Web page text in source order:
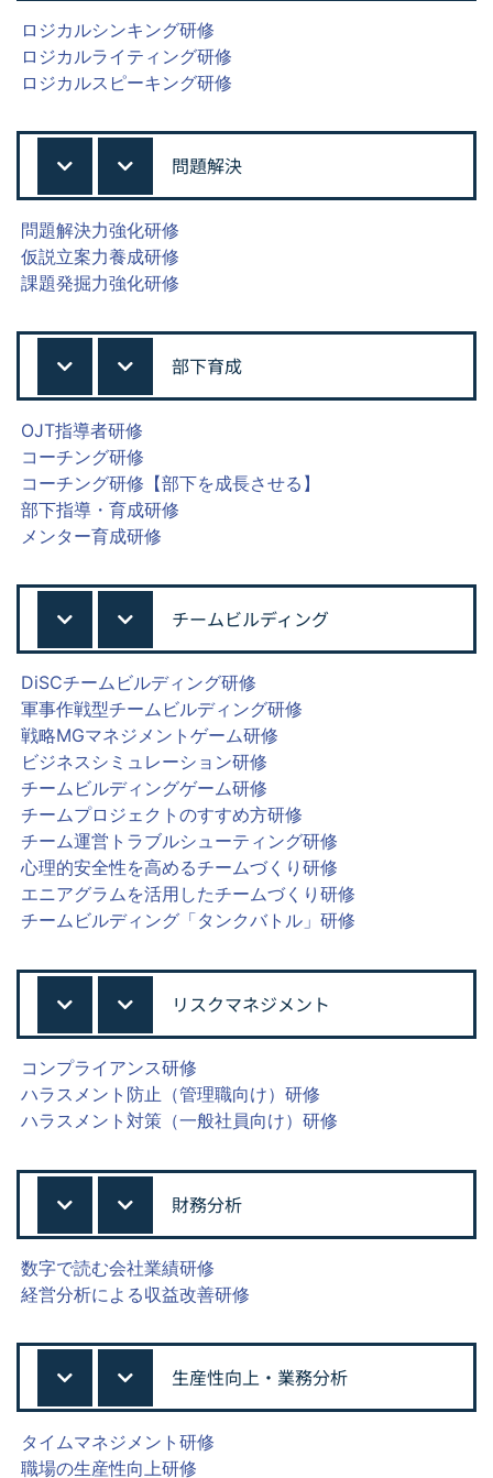
ロジカルシンキング研修
ロジカルライティング研修
ロジカルスピーキング研修
問題解決
問題解決力強化研修
仮説立案力養成研修
課題発掘力強化研修
部下育成
OJT指導者研修
コーチング研修
コーチング研修【部下を成長させる】
部下指導・育成研修
メンター育成研修
チームビルディング
DiSCチームビルディング研修
軍事作戦型チームビルディング研修
戦略MGマネジメントゲーム研修
ビジネスシミュレーション研修
チームビルディングゲーム研修
チームプロジェクトのすすめ方研修
チーム運営トラブルシューティング研修
心理的安全性を高めるチームづくり研修
エニアグラムを活用したチームづくり研修
チームビルディング「タンクバトル」研修
リスクマネジメント
コンプライアンス研修
ハラスメント防止（管理職向け）研修
ハラスメント対策（一般社員向け）研修
財務分析
数字で読む会社業績研修
経営分析による収益改善研修
生産性向上・業務分析
タイムマネジメント研修
職場の生産性向上研修